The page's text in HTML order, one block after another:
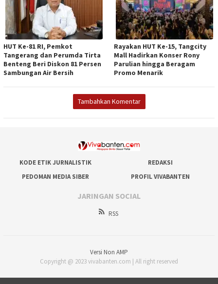
HUT Ke-81 RI, Pemkot
Tangerang dan Perumda Tirta
Benteng Beri Diskon 81 Persen
Sambungan Air Bersih
Rayakan HUT Ke-15, Tangcity
Mall Hadirkan Konser Rony
Parulian hingga Beragam
Promo Menarik
Tambahkan Komentar
KODE ETIK JURNALISTIK
REDAKSI
PEDOMAN MEDIA SIBER
PROFIL VIVABANTEN
JARINGAN SOCIAL
RSS
Versi Non AMP
Copyright @ 2023 vivabanten.com | All right reserved